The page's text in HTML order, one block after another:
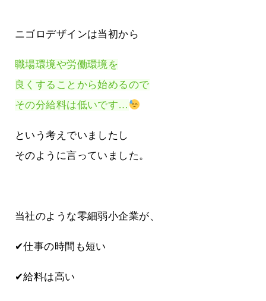
ニゴロデザインは当初から
職場環境や労働環境を
良くすることから始めるので
その分給料は低いです…
という考えでいましたし
そのように言っていました。
当社のような零細弱小企業が、
✔仕事の時間も短い
✔給料は高い